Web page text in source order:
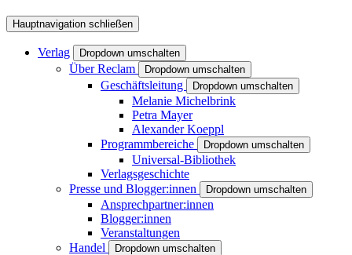
Hauptnavigation schließen
Verlag Dropdown umschalten
Über Reclam Dropdown umschalten
Geschäftsleitung Dropdown umschalten
Melanie Michelbrink
Petra Mayer
Alexander Koeppl
Programmbereiche
Dropdown umschalten
Universal-Bibliothek
Verlagsgeschichte
Presse und Blogger:innen
Dropdown umschalten
Ansprechpartner:innen
Blogger:innen
Veranstaltungen
Handel
Dropdown umschalten